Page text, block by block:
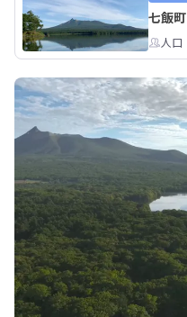
七飯町
人口